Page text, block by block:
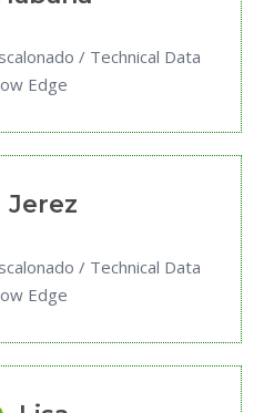
/ Technical Data
Edge
Jerez
/ Technical Data
Edge